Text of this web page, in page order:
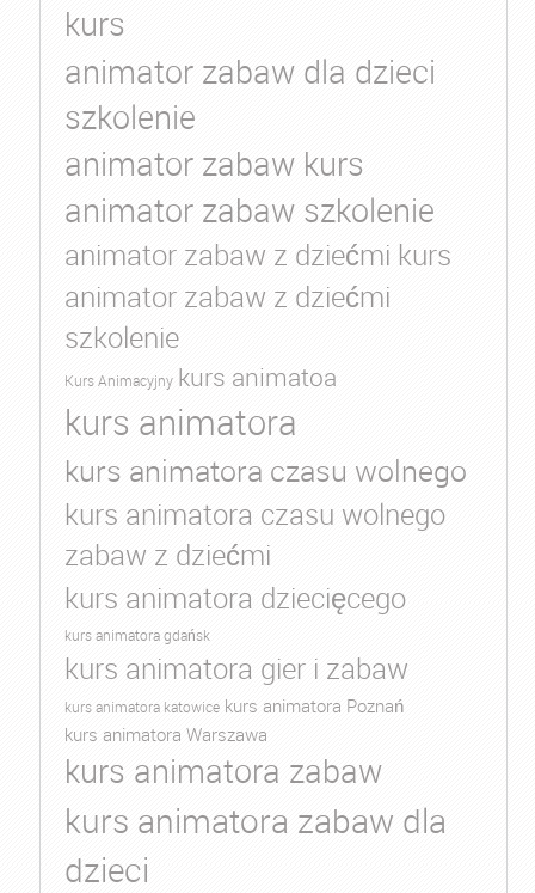
kurs
animator zabaw dla dzieci
szkolenie
animator zabaw kurs
animator zabaw szkolenie
animator zabaw z dziećmi kurs
animator zabaw z dziećmi
szkolenie
Kurs Animacyjny kurs animatoa
kurs animatora
kurs animatora czasu wolnego
kurs animatora czasu wolnego
zabaw z dziećmi
kurs animatora dziecięcego
kurs animatora gdańsk
kurs animatora gier i zabaw
kurs animatora katowice kurs animatora Poznań
kurs animatora Warszawa
kurs animatora zabaw
kurs animatora zabaw dla
dzieci